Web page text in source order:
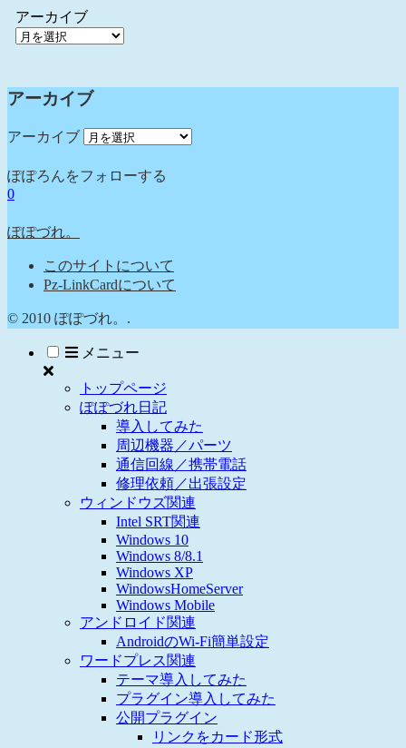
アーカイブ
アーカイブ
アーカイブ
ぽぽろんをフォローする
0
ぽぽづれ。
このサイトについて
Pz-LinkCardについて
© 2010 ぽぽづれ。.
メニュー
トップページ
ぽぽづれ日記
導入してみた
周辺機器／パーツ
通信回線／携帯電話
修理依頼／出張設定
ウィンドウズ関連
Intel SRT関連
Windows 10
Windows 8/8.1
Windows XP
WindowsHomeServer
Windows Mobile
アンドロイド関連
AndroidのWi-Fi簡単設定
ワードプレス関連
テーマ導入してみた
プラグイン導入してみた
公開プラグイン
リンクをカード形式